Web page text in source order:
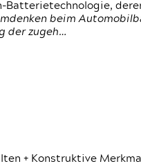
Batterietechnologie,
beim
der zugeh…
+ Konstruktive